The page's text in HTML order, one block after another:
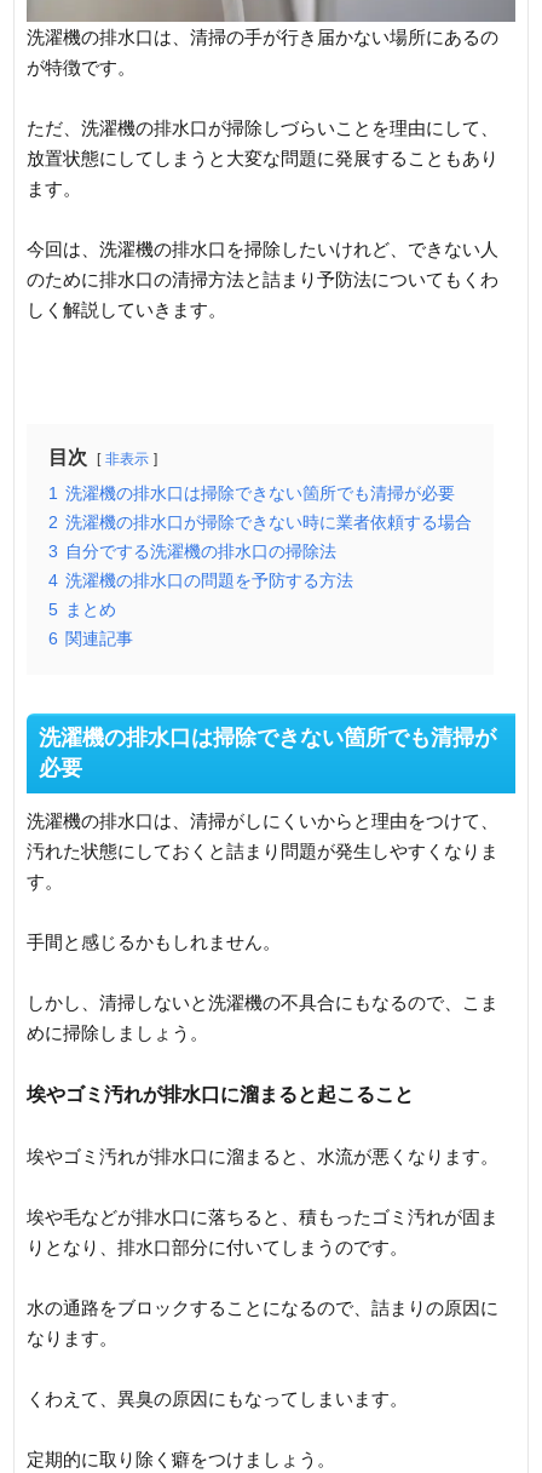
洗濯機の排水口は、清掃の手が行き届かない場所にあるの
が特徴です。
ただ、洗濯機の排水口が掃除しづらいことを理由にして、
放置状態にしてしまうと大変な問題に発展することもあり
ます。
今回は、洗濯機の排水口を掃除したいけれど、できない人
のために排水口の清掃方法と詰まり予防法についてもくわ
しく解説していきます。
目次 非表示
1 洗濯機の排水口は掃除できない箇所でも清掃が必要
2 洗濯機の排水口が掃除できない時に業者依頼する場合
3 自分でする洗濯機の排水口の掃除法
4 洗濯機の排水口の問題を予防する方法
5 まとめ
6 関連記事
洗濯機の排水口は掃除できない箇所でも清掃が
必要
洗濯機の排水口は、清掃がしにくいからと理由をつけて、
汚れた状態にしておくと詰まり問題が発生しやすくなりま
す。
手間と感じるかもしれません。
しかし、清掃しないと洗濯機の不具合にもなるので、こま
めに掃除しましょう。
埃やゴミ汚れが排水口に溜まると起こること
埃やゴミ汚れが排水口に溜まると、水流が悪くなります。
埃や毛などが排水口に落ちると、積もったゴミ汚れが固ま
りとなり、排水口部分に付いてしまうのです。
水の通路をブロックすることになるので、詰まりの原因に
なります。
くわえて、異臭の原因にもなってしまいます。
定期的に取り除く癖をつけましょう。